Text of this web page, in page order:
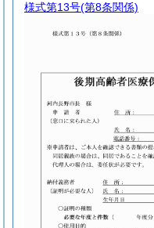
様式第13号(第8条関係)